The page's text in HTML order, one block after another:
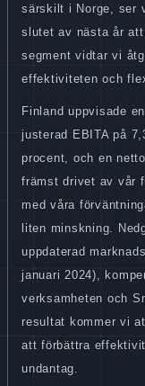
särskilt i Norge, ser
slutet av nästa år
segment vidtar vi
effektiviteten och
Finland uppvisade
justerad EBITA på
procent, och en
främst drivet av vår
med våra
liten minskning.
uppdaterad
januari 2024),
verksamheten och
resultat kommer vi
att förbättra
undantag.